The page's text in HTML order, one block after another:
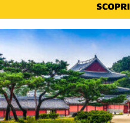
SCOPRI